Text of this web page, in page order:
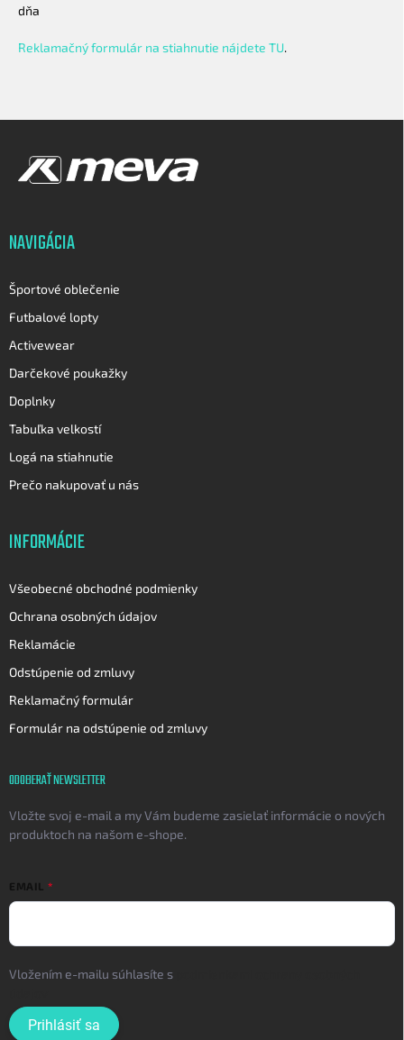
dňa
Reklamačný formulár na stiahnutie nájdete TU.
Z
NAVIGÁCIA
Športové oblečenie
Futbalové lopty
Activewear
Darčekové poukažky
Doplnky
Tabuľka velkostí
Logá na stiahnutie
Prečo nakupovať u nás
INFORMÁCIE
Všeobecné obchodné podmienky
Ochrana osobných údajov
Reklamácie
Odstúpenie od zmluvy
Reklamačný formulár
Formulár na odstúpenie od zmluvy
ODOBERAŤ NEWSLETTER
Vložte svoj e-mail a my Vám budeme zasielať informácie o nových
produktoch na našom e-shope.
EMAIL
Vložením e-mailu súhlasíte s
Prihlásiť sa